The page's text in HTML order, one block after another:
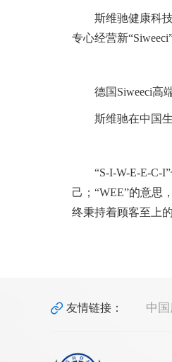
斯维驰健康科
专心经营新
德国Siweeci高
斯维驰在中国
“S-I-W-E-E-C-
己；“WEE”的意思
终秉持着顾客至上
友情链接： 中